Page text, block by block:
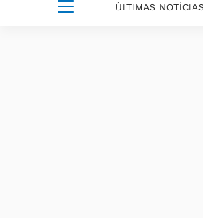
ÚLTIMAS NOTÍCIAS